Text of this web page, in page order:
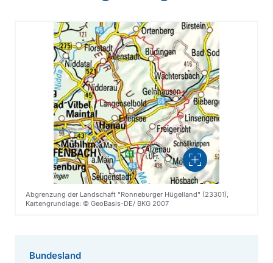
Vergrößern
Abgrenzung der Landschaft "Ronneburger Hügelland" (23301),
Kartengrundlage: © GeoBasis-DE/ BKG 2007
Bundesland